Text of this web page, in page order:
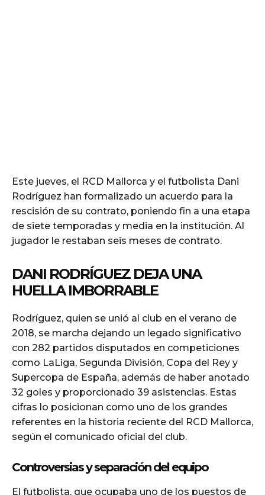
Este jueves, el RCD Mallorca y el futbolista Dani
Rodríguez han formalizado un acuerdo para la
rescisión de su contrato, poniendo fin a una etapa
de siete temporadas y media en la institución. Al
jugador le restaban seis meses de contrato.
DANI RODRÍGUEZ DEJA UNA
HUELLA IMBORRABLE
Rodríguez, quien se unió al club en el verano de
2018, se marcha dejando un legado significativo
con 282 partidos disputados en competiciones
como LaLiga, Segunda División, Copa del Rey y
Supercopa de España, además de haber anotado
32 goles y proporcionado 39 asistencias. Estas
cifras lo posicionan como uno de los grandes
referentes en la historia reciente del RCD Mallorca,
según el comunicado oficial del club.
Controversias y separación del equipo
El futbolista, que ocupaba uno de los puestos de